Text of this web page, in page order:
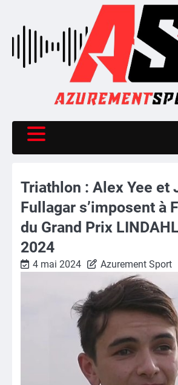
content
Triathlon : Alex Yee et
Fullagar s’imposent à
du Grand Prix
2024
4 mai 2024 Azurement Sport